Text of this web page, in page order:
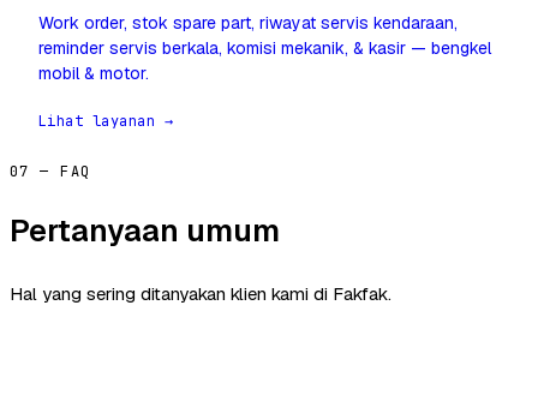
Work order, stok spare part, riwayat servis kendaraan,
reminder servis berkala, komisi mekanik, & kasir — bengkel
mobil & motor.
Lihat layanan →
07 — FAQ
Pertanyaan umum
Hal yang sering ditanyakan klien kami di Fakfak.